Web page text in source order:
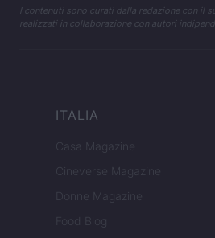
I contenuti sono curati dalla redazione con il
realizzati in collaborazione con autori
ITALIA
Casa Magazine
Cineverse Magazine
Donne Magazine
Food Blog